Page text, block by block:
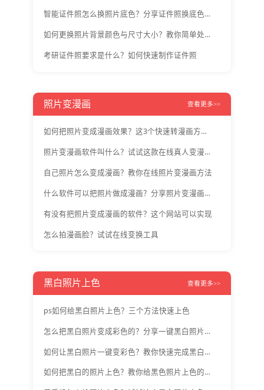
智能证件照怎么换照片底色？分享证件照换底色教程
如何更换照片背景颜色与尺寸大小？教你简单处理图片
考研证件照要求是什么？如何快速制作证件照
照片变漫画 查看更多>>
如何把照片变成漫画效果？这3个快速转漫画方法分享给你
照片变漫画软件叫什么？试试这款在线真人变漫画工具
自己照片怎么变成漫画？教你在线照片变漫画方法
什么软件可以把照片做成漫画？分享照片变漫画步骤
有没有把照片变成漫画的软件？这个网站可以实现
怎么拍漫画脸？试试在线变换工具
黑白照片上色 查看更多>>
ps如何给黑白照片上色？三个方法快速上色
怎么把黑白照片变成彩色的？分享一键黑白照片上色教程
如何让黑白照片一键变彩色？教你快速完成黑白照片上色
如何把黑白的照片上色？教你给黑色照片上色的步骤